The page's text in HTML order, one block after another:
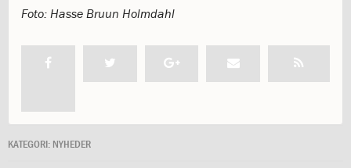
cycle
1.15:
Historie
1.16:
Bombningen
d’Arc
Foto: Hasse Bruun Holmdahl
KATEGORI: NYHEDER